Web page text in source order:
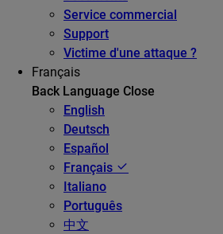
Service commercial
Support
Victime d'une attaque ?
Français
Back Language Close
English
Deutsch
Español
Français
Italiano
Português
中文